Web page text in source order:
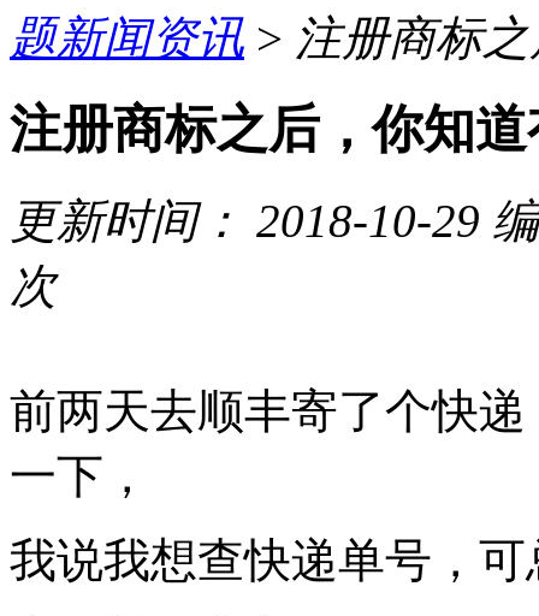
题新闻资讯 > 注册商标
注册商标之后，你知
更新时间： 2018-10-29
次
前两天去顺丰寄了个快
一下，
我说我想查快递单号，